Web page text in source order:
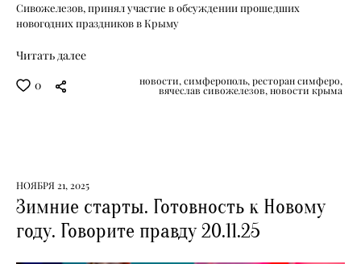
Сивожелезов, принял участие в обсуждении прошедших
новогодних праздников в Крыму
Читать далее
0 новости, симферополь, ресторан симферо,
вячеслав сивожелезов, новости крыма
НОЯБРЯ 21, 2025
Зимние старты. Готовность к Новому
году. Говорите правду 20.11.25